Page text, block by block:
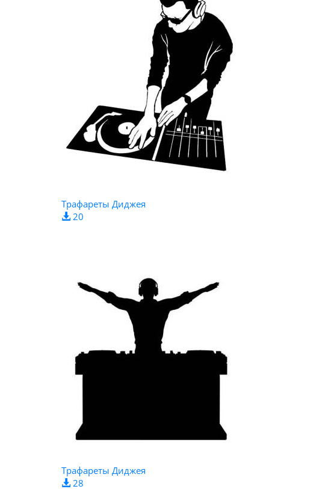
Трафареты Диджея
20
Трафареты Диджея
28